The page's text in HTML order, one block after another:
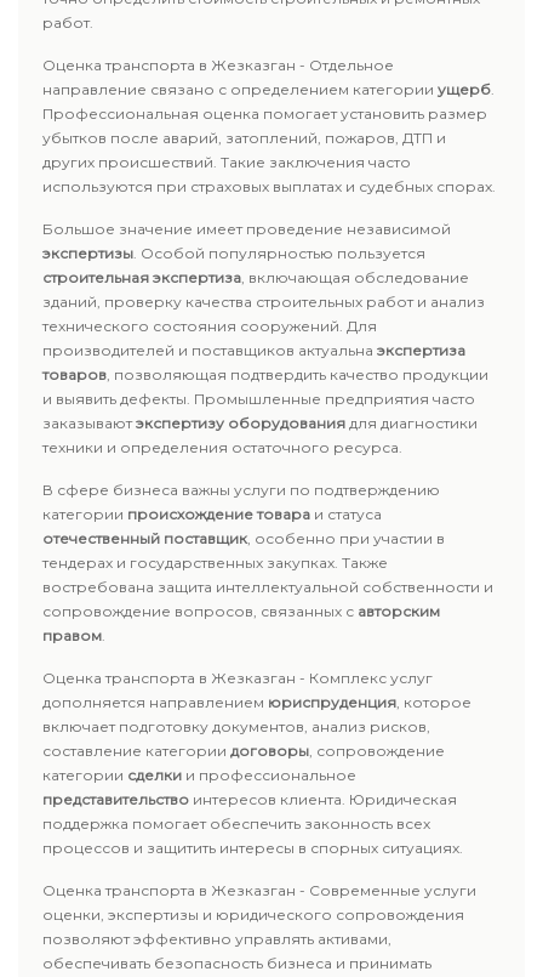
работ.
Оценка транспорта в Жезказган - Отдельное
направление связано с определением категории ущерб.
Профессиональная оценка помогает установить размер
убытков после аварий, затоплений, пожаров, ДТП и
других происшествий. Такие заключения часто
используются при страховых выплатах и судебных спорах.
Большое значение имеет проведение независимой
экспертизы. Особой популярностью пользуется
строительная экспертиза, включающая обследование
зданий, проверку качества строительных работ и анализ
технического состояния сооружений. Для
производителей и поставщиков актуальна экспертиза
товаров, позволяющая подтвердить качество продукции
и выявить дефекты. Промышленные предприятия часто
заказываютэкспертизу оборудования для диагностики
техники и определения остаточного ресурса.
В сфере бизнеса важны услуги по подтверждению
категории происхождение товара и статуса
отечественный поставщик, особенно при участии в
тендерах и государственных закупках. Также
востребована защита интеллектуальной собственности и
сопровождение вопросов, связанных с авторским
правом.
Оценка транспорта в Жезказган - Комплекс услуг
дополняется направлением юриспруденция, которое
включает подготовку документов, анализ рисков,
составление категории договоры, сопровождение
категории сделки и профессиональное
представительство интересов клиента. Юридическая
поддержка помогает обеспечить законность всех
процессов и защитить интересы в спорных ситуациях.
Оценка транспорта в Жезказган - Современные услуги
оценки, экспертизы и юридического сопровождения
позволяют эффективно управлять активами,
обеспечивать безопасность бизнеса и принимать